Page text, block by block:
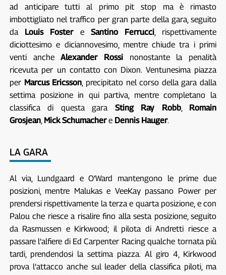
ad anticipare tutti al primo pit stop ma è rimasto
imbottigliato nel traffico per gran parte della gara, seguito
da Louis Fostere Santino Ferrucci, rispettivamente
diciottesimo e diciannovesimo, mentre chiude tra i primi
venti ancheAlexander Rossi nonostante la penalità
ricevuta per un contatto con Dixon. Ventunesima piazza
per Marcus Ericsson, precipitato nel corso della gara dalla
settima posizione in qui partiva, mentre completano la
classifica di questa gara Sting Ray Robb, Romain
Grosjean, Mick Schumachere Dennis Hauger.
LA GARA
Al via, Lundgaard e O’Ward mantengono le prime due
posizioni, mentre Malukas e VeeKay passano Power per
prendersi rispettivamente la terza e quarta posizione, e con
Palou che riesce a risalire fino alla sesta posizione, seguito
da Rasmussen e Kirkwood; il pilota di Andretti riesce a
passare l’alfiere di Ed Carpenter Racing qualche tornata più
tardi, prendendosi la settima piazza. Al giro 4, Kirkwood
prova l’attacco anche sul leader della classifica piloti, ma